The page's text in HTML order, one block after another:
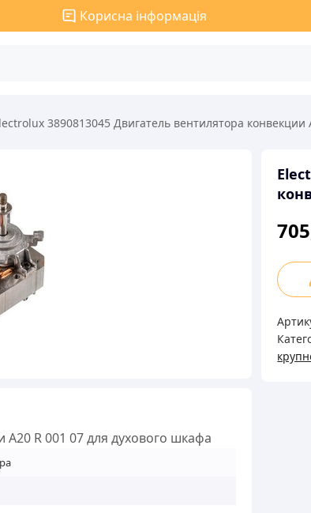
Корисна інформація
3890813045 Двигатель вентилятора конвекции
R 001 07 для духового шкафа
A20